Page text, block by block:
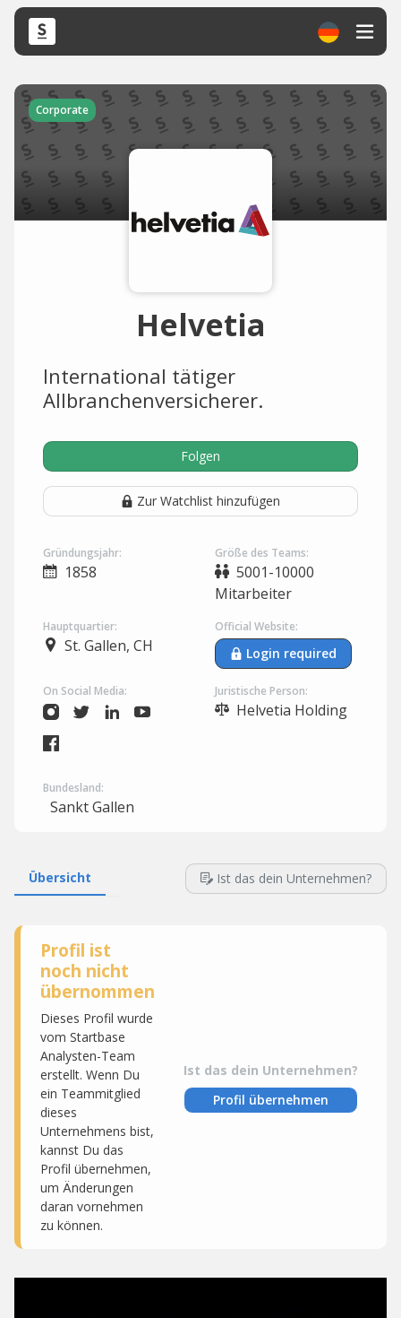
Corporate
Helvetia
International tätiger
Allbranchenversicherer.
Folgen
Zur Watchlist hinzufügen
Gründungsjahr:
1858
Größe des Teams:
5001-10000
Mitarbeiter
Hauptquartier:
St. Gallen, CH
Official Website:
Login required
On Social Media: Juristische Person:
Helvetia Holding
Bundesland:
Sankt Gallen
Übersicht Ist das dein Unternehmen?
Profil ist
noch nicht
übernommen
Dieses Profil wurde
vom Startbase
Analysten-Team
erstellt. Wenn Du
ein Teammitglied
dieses
Unternehmens bist,
kannst Du das
Profil übernehmen,
um Änderungen
daran vornehmen
zu können.
Ist das dein Unternehmen?
Profil übernehmen